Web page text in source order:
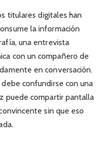
titulares digitales han
la información
una entrevista
con un compañero de
en conversación.
confundirse con una
puede compartir pantalla
sin que eso